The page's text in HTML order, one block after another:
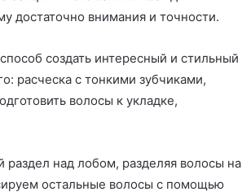
достаточно внимания и точности.
создать интересный и стильный
расческа с тонкими зубчиками,
волосы к укладке,
раздел над лобом, разделяя волосы на
остальные волосы с помощью